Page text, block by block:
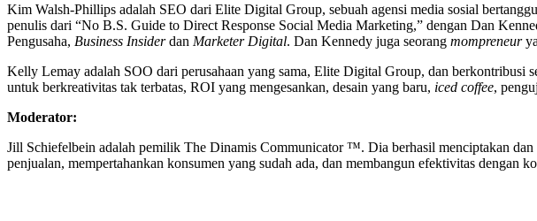
Kim Walsh-Phillips adalah SEO dari Elite Digital Group, sebuah agensi media sosial
penulis dari “No B.S. Guide to Direct Response Social Media Marketing,” dengan Dan
Pengusaha, Business Insiderdan Marketer Digital. Dan Kennedy juga seorang mompreneur
Kelly Lemay adalah SOO dari perusahaan yang sama, Elite Digital Group, dan
untuk berkreativitas tak terbatas, ROI yang mengesankan, desain yang baru, iced coffee,
Moderator:
Jill Schiefelbein adalah pemilik The Dinamis Communicator ™. Dia berhasil menciptakan
penjualan, mempertahankan konsumen yang sudah ada, dan membangun efektivitas dengan